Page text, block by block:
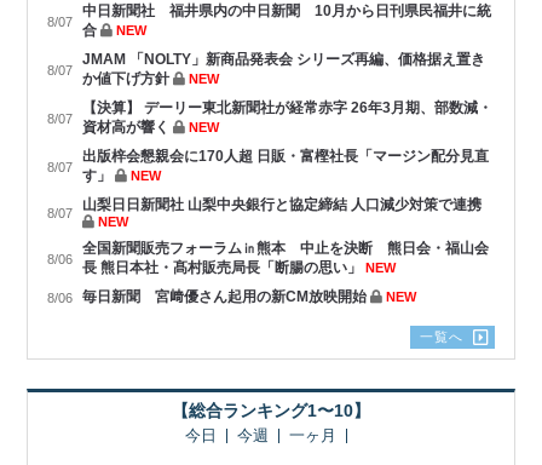
8/07
中日新聞社 福井県内の中日新聞 10月から日刊県民福井に統
合
NEW
8/07
JMAM 「NOLTY」新商品発表会 シリーズ再編、価格据え置き
か値下げ方針
NEW
8/07
【決算】 デーリー東北新聞社が経常赤字 26年3月期、部数減・
資材高が響く
NEW
8/07
出版梓会懇親会に170人超 日販・富樫社長「マージン配分見直
す」
NEW
8/07 山梨日日新聞社 山梨中央銀行と協定締結 人口減少対策で連携
NEW
8/06
全国新聞販売フォーラム㏌熊本 中止を決断 熊日会・福山会
長 熊日本社・髙村販売局長「断腸の思い」
NEW
8/06 毎日新聞 宮﨑優さん起用の新CM放映開始 NEW
一覧へ
【総合ランキング1〜10】
今日 今週 一ヶ月